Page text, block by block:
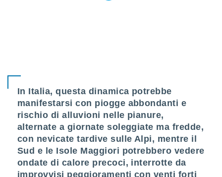
In Italia, questa dinamica potrebbe
manifestarsi con piogge abbondanti e
rischio di alluvioni nelle pianure,
alternate a giornate soleggiate ma fredde,
con nevicate tardive sulle Alpi, mentre il
Sud e le Isole Maggiori potrebbero vedere
ondate di calore precoci, interrotte da
improvvisi peggioramenti con venti forti